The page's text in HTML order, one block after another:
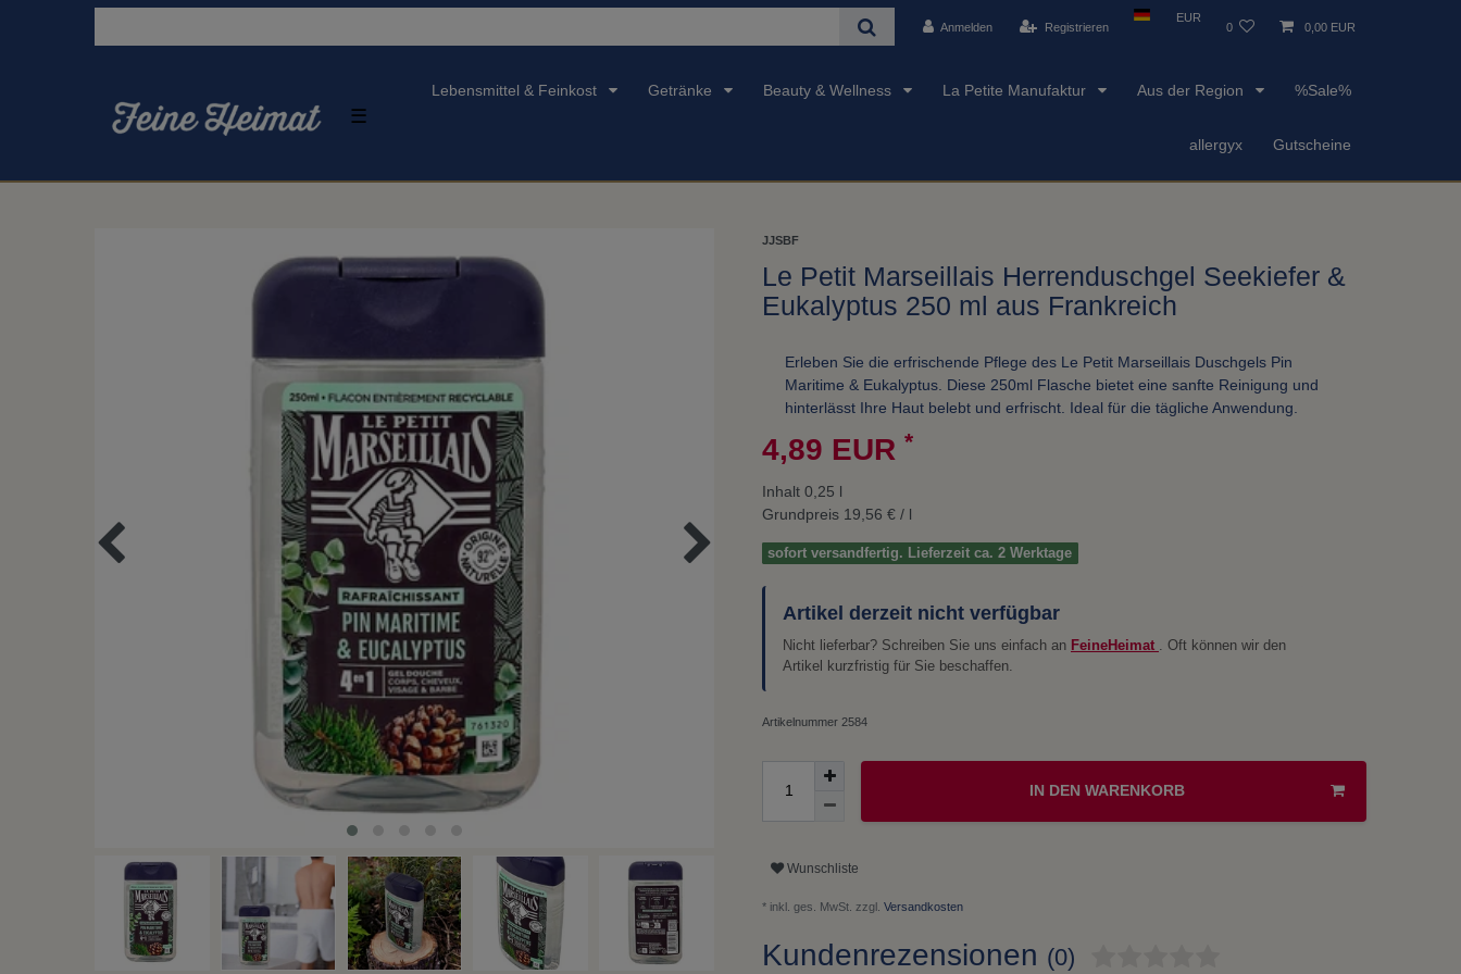
Anmelden Registrieren
EUR
0 0,00 EUR
☰
Lebensmittel & Feinkost Getränke Beauty & Wellness La Petite Manufaktur Aus der Region %Sale%
allergyx Gutscheine
JJSBF
Le Petit Marseillais Herrenduschgel Seekiefer &
Eukalyptus 250 ml aus Frankreich
Erleben Sie die erfrischende Pflege des Le Petit Marseillais Duschgels Pin
Maritime & Eukalyptus. Diese 250ml Flasche bietet eine sanfte Reinigung und
hinterlässt Ihre Haut belebt und erfrischt. Ideal für die tägliche Anwendung.
4,89 EUR *
Inhalt 0,25 l
Grundpreis 19,56 € / l
sofort versandfertig. Lieferzeit ca. 2 Werktage
Artikel derzeit nicht verfügbar
Nicht lieferbar? Schreiben Sie uns einfach an FeineHeimat
. Oft können wir den
Artikel kurzfristig für Sie beschaffen.
Artikelnummer 2584
IN DEN WARENKORB
Wunschliste
* inkl. ges. MwSt. zzgl. Versandkosten
Kundenrezensionen (0)